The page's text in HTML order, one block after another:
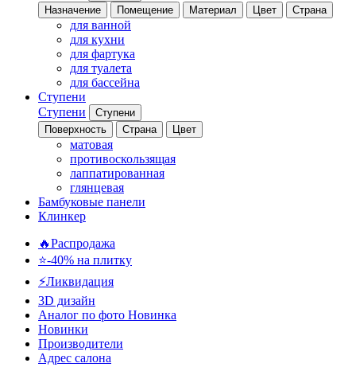
Назначение
Помещение Материал Цвет Страна
для ванной
для кухни
для фартука
для туалета
для бассейна
Ступени
Ступени
Ступени
Поверхность
Страна Цвет
матовая
противоскользящая
лаппатированная
глянцевая
Бамбуковые панели
Клинкер
🔥Распродажа
⭐-40% на плитку
⚡️Ликвидация
3D дизайн
Аналог по фото Новинка
Новинки
Производители
Адрес салона